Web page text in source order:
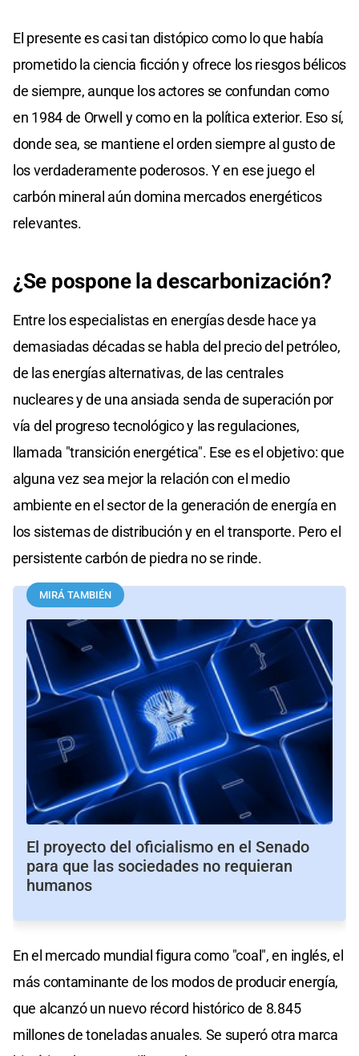
El presente es casi tan distópico como lo que había
prometido la ciencia ficción y ofrece los riesgos bélicos
de siempre, aunque los actores se confundan como
en 1984 de Orwell y como en la política exterior. Eso sí,
donde sea, se mantiene el orden siempre al gusto de
los verdaderamente poderosos. Y en ese juego el
carbón mineral aún domina mercados energéticos
relevantes.
¿Se pospone la descarbonización?
Entre los especialistas en energías desde hace ya
demasiadas décadas se habla del precio del petróleo,
de las energías alternativas, de las centrales
nucleares y de una ansiada senda de superación por
vía del progreso tecnológico y las regulaciones,
llamada "transición energética". Ese es el objetivo: que
alguna vez sea mejor la relación con el medio
ambiente en el sector de la generación de energía en
los sistemas de distribución y en el transporte. Pero el
persistente carbón de piedra no se rinde.
MIRÁ TAMBIÉN
El proyecto del oficialismo en el Senado
para que las sociedades no requieran
humanos
En el mercado mundial figura como "coal", en inglés, el
más contaminante de los modos de producir energía,
que alcanzó un nuevo récord histórico de 8.845
millones de toneladas anuales. Se superó otra marca